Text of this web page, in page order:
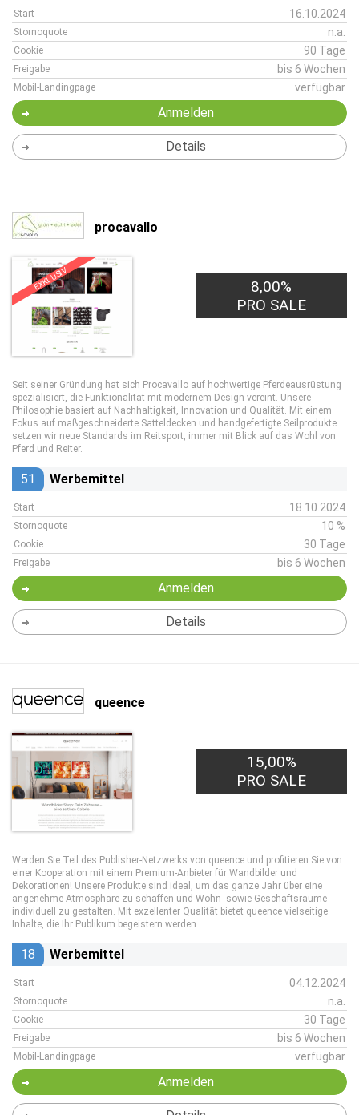
Start 16.10.2024
Stornoquote n.a.
Cookie 90 Tage
Freigabe bis 6 Wochen
Mobil-Landingpage verfügbar
Anmelden
Details
procavallo
EXKLUSIV
8,00%
PRO SALE
Seit seiner Gründung hat sich Procavallo auf hochwertige Pferdeausrüstung
spezialisiert, die Funktionalität mit modernem Design vereint. Unsere
Philosophie basiert auf Nachhaltigkeit, Innovation und Qualität. Mit einem
Fokus auf maßgeschneiderte Satteldecken und handgefertigte Seilprodukte
setzen wir neue Standards im Reitsport, immer mit Blick auf das Wohl von
Pferd und Reiter.
51 Werbemittel
Start 18.10.2024
Stornoquote 10 %
Cookie 30 Tage
Freigabe bis 6 Wochen
Anmelden
Details
queence
15,00%
PRO SALE
Werden Sie Teil des Publisher-Netzwerks von queence und profitieren Sie von
einer Kooperation mit einem Premium-Anbieter für Wandbilder und
Dekorationen! Unsere Produkte sind ideal, um das ganze Jahr über eine
angenehme Atmosphäre zu schaffen und Wohn- sowie Geschäftsräume
individuell zu gestalten. Mit exzellenter Qualität bietet queence vielseitige
Inhalte, die Ihr Publikum begeistern werden.
18 Werbemittel
Start 04.12.2024
Stornoquote n.a.
Cookie 30 Tage
Freigabe bis 6 Wochen
Mobil-Landingpage verfügbar
Anmelden